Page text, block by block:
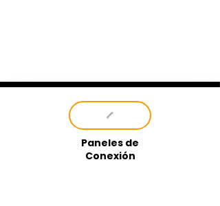
Paneles de
Conexión